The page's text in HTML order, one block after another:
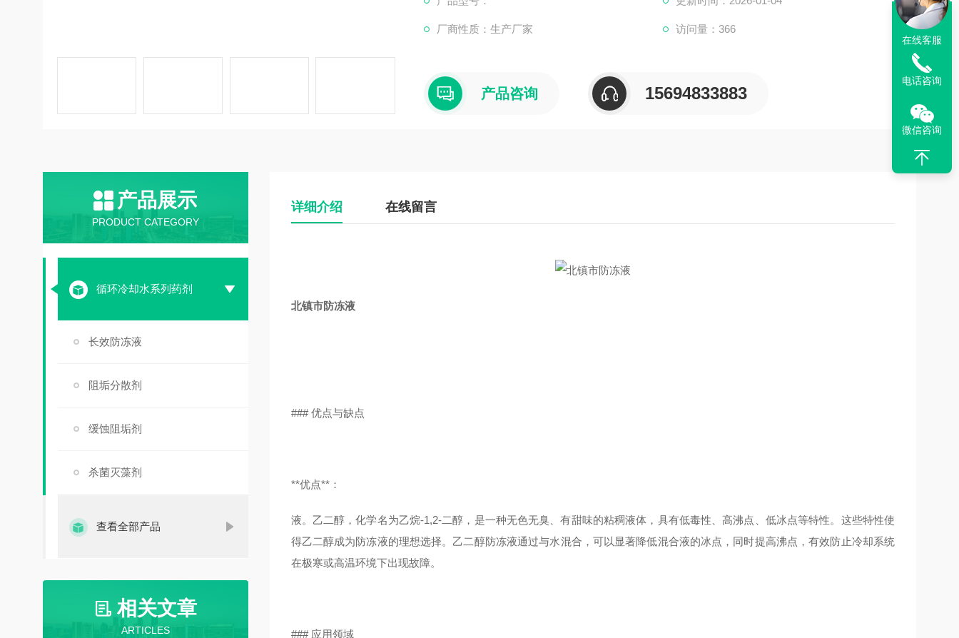
1. **防冻能力强**：乙二醇防冻液可以显著降低水的冰点，即使在极寒天气下也能保证冷却系统不
作。
3. **防腐防垢**：含有特定的防腐剂和防垢剂，保护冷却系统内的金属部件不受腐蚀，减少水垢的
厂商性质：生产厂家 访问量：366
产品咨询 15694833883
产品展示
PRODUCT CATEGORY
循环冷却水系列药剂
长效防冻液
阻垢分散剂
缓蚀阻垢剂
杀菌灭藻剂
查看全部产品
相关文章
ARTICLES
详细介绍 在线留言
北镇市防冻液
### 优点与缺点
**优点**：
液。乙二醇，化学名为乙烷-1,2-二醇，是一种无色无臭、有甜味的粘稠液体，具有低毒性、高沸点、低冰点等特性。这些特性使
得乙二醇成为防冻液的理想选择。乙二醇防冻液通过与水混合，可以显著降低混合液的冰点，同时提高沸点，有效防止冷却系统
在极寒或高温环境下出现故障。
### 应用领域
在线客服
电话咨询
微信咨询